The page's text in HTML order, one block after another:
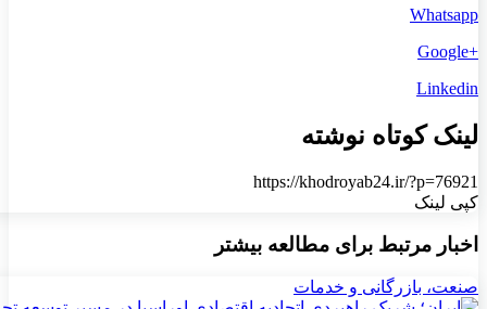
Whatsapp
+Google
Linkedin
لینک کوتاه نوشته
https://khodroyab24.ir/?p=76921
کپی لینک
اخبار مرتبط برای مطالعه بیشتر
صنعت، بازرگانی و خدمات